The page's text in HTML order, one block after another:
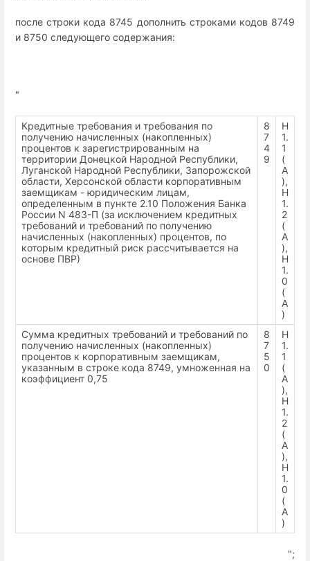
после строки кода 8745 дополнить строками кодов 8749
и 8750 следующего содержания:
"
Кредитные требования и требования по
получению начисленных (накопленных)
процентов к зарегистрированным на
территории Донецкой Народной Республики,
Луганской Народной Республики, Запорожской
области, Херсонской области корпоративным
заемщикам - юридическим лицам,
определенным в пункте 2.10 Положения Банка
России N 483-П (за исключением кредитных
требований и требований по получению
начисленных (накопленных) процентов, по
которым кредитный риск рассчитывается на
основе ПВР)
8
7
4
9
Н
1.
1
(
А
),
Н
1.
2
(
А
),
Н
1.
0
(
А
)
Сумма кредитных требований и требований по
получению начисленных (накопленных)
процентов к корпоративным заемщикам,
указанным в строке кода 8749, умноженная на
коэффициент 0,75
8
7
5
0
Н
1.
1
(
А
),
Н
1.
2
(
А
),
Н
1.
0
(
А
)
";